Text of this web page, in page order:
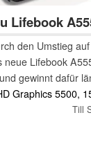
Lifebook
den Umstieg
Lifebook
gewinnt dafür
Größter
Graphics 5500,
Till